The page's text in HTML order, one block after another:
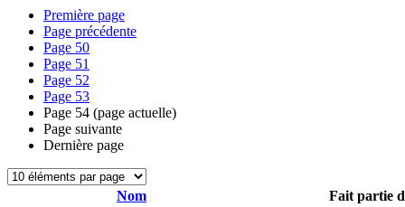
Première page
Page précédente
Page 50
Page 51
Page 52
Page 53
Page 54 (page actuelle)
Page suivante
Dernière page
Nom
Fait partie